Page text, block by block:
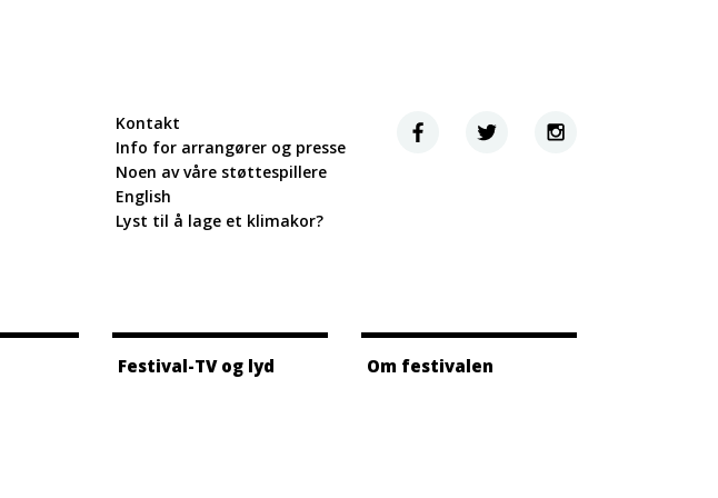
Kontakt
Info for arrangører og presse
Noen av våre støttespillere
English
Lyst til å lage et klimakor?
Festival-TV og lyd Om festivalen